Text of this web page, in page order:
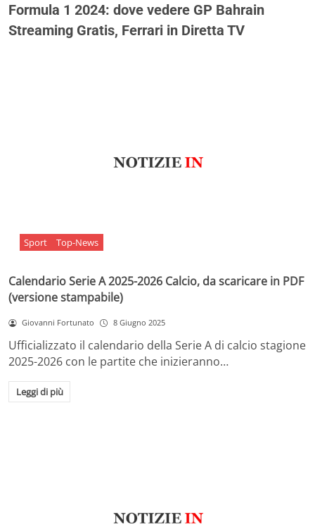
Formula 1 2024: dove vedere GP Bahrain
Streaming Gratis, Ferrari in Diretta TV
Sport Top-News
Calendario Serie A 2025-2026 Calcio, da scaricare in PDF
(versione stampabile)
Giovanni Fortunato 8 Giugno 2025
Ufficializzato il calendario della Serie A di calcio stagione
2025-2026 con le partite che inizieranno…
Leggi di più